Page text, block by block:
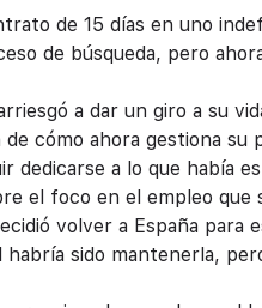
de 15 días en uno
de búsqueda, pero
a dar un giro a su
cómo ahora gestiona su
dedicarse a lo que había
el foco en el empleo que
volver a España
sido mantenerla,